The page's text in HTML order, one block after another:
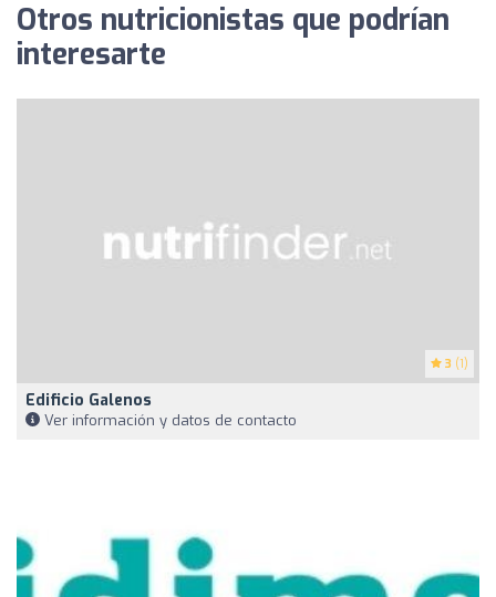
Otros nutricionistas que podrían
interesarte
3 (1)
Edificio Galenos
Ver información y datos de contacto